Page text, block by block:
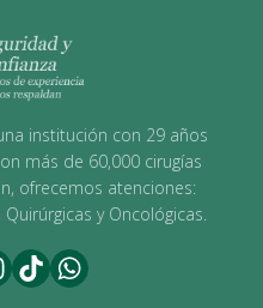
institución con 29 años
más de 60,000 cirugías
ofrecemos atenciones:
y Oncológicas.